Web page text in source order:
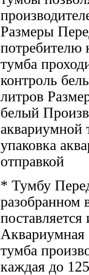
Размеры
потребителю
тумба
контроль
литров
белый
аквариумной
упаковка
отправкой
* Тумбу
разобранном
поставляется
Аквариумная
тумба
каждая до